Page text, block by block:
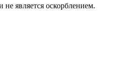
является оскорблением.